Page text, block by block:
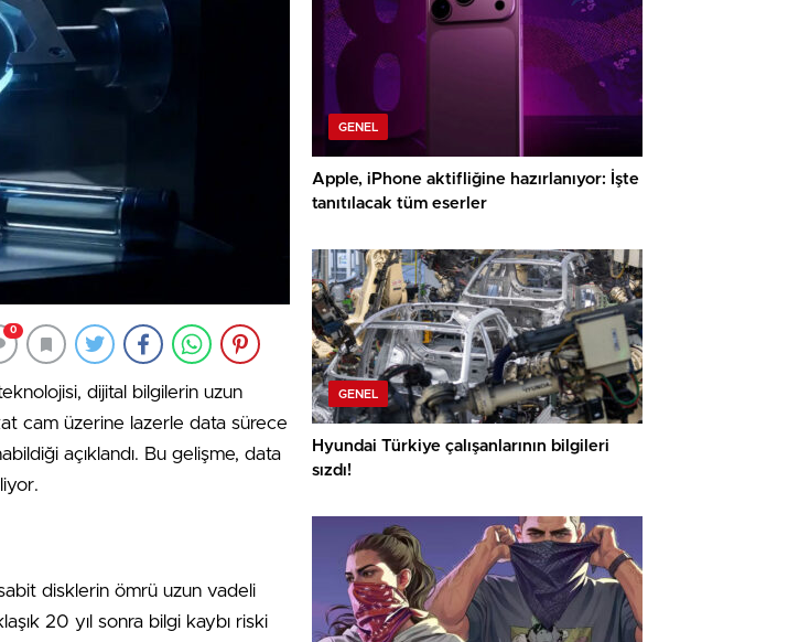
0
dijital bilgilerin uzun
cam üzerine lazerle data sürece
açıklandı. Bu gelişme, data
disklerin ömrü uzun vadeli
20 yıl sonra bilgi kaybı riski
GENEL
Apple, iPhone aktifliğine hazırlanıyor: İşte
tanıtılacak tüm eserler
GENEL
Hyundai Türkiye çalışanlarının bilgileri
sızdı!